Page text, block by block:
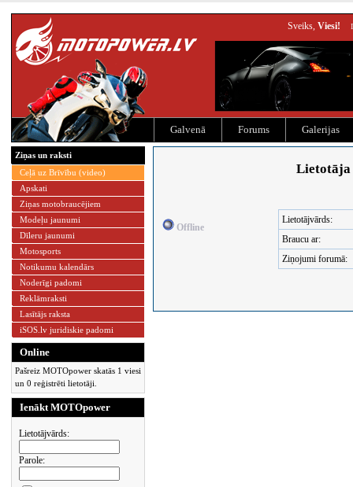
Sveiks, Viesi!
Galvenā Forums Galerijas
Ziņas un raksti
Ceļā uz Brīvību (video)
Apskati
Ziņas motobraucējiem
Modeļu jaunumi
Dīleru jaunumi
Motosports
Notikumu kalendārs
Noderīgi padomi
Reklāmraksti
Lasītājs raksta
iSOS.lv juridiskie padomi
Online
Pašreiz MOTOpower skatās 1 viesi
un 0 reģistrēti lietotāji.
Ienākt MOTOpower
Lietotājvārds:
Parole:
Lietotāja
Offline
Lietotājvārds:
Braucu ar:
Ziņojumi forumā: